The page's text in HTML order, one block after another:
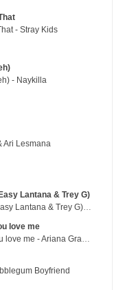
- Stray Kids
- Naykilla
Ari Lesmana
Lantana & Trey G)
War Games (feat. Easy Lantana & Trey G) - Trub
love me
hate that i made you love me - Ariana Grande
Boyfriend